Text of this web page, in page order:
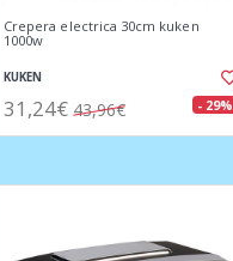
Crepera electrica 30cm kuken
1000w
KUKEN
31,24€ 43,96€ - 29%